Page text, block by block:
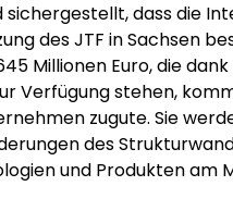
dass die
des JTF in Sachsen
Millionen Euro, die
Verfügung stehen,
zugute. Sie
des
und Produkten am